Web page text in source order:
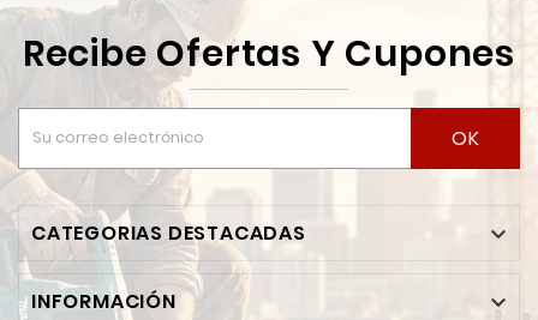
Recibe Ofertas Y Cupones
OK
CATEGORIAS DESTACADAS 
INFORMACIÓN 